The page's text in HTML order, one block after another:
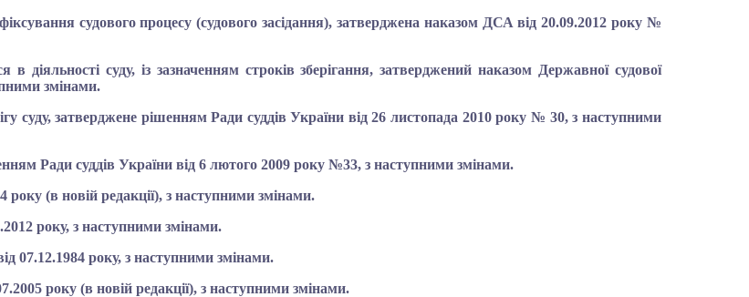
фіксування судового процесу (судового засідання), затверджена наказом ДСА від 20.09.2012 року №
діяльності суду, із зазначенням строків зберігання, затверджений наказом Державної судової
змінами.
суду, затверджене рішенням Ради суддів України від 26 листопада 2010 року № 30, з наступними
Ради суддів України від 6 лютого 2009 року №33, з наступними змінами.
(в новій редакції), з наступними змінами.
року, з наступними змінами.
07.12.1984 року, з наступними змінами.
року (в новій редакції), з наступними змінами.